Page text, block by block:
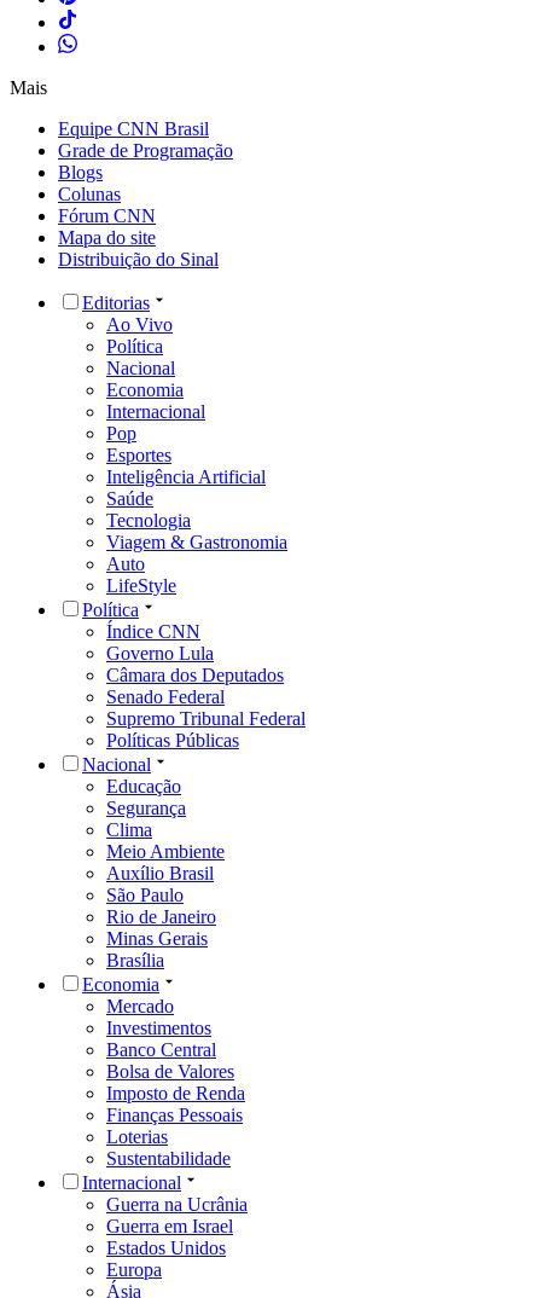
Mais
Equipe CNN Brasil
Grade de Programação
Blogs
Colunas
Fórum CNN
Mapa do site
Distribuição do Sinal
Editorias
Ao Vivo
Política
Nacional
Economia
Internacional
Pop
Esportes
Inteligência Artificial
Saúde
Tecnologia
Viagem & Gastronomia
Auto
LifeStyle
Política
Índice CNN
Governo Lula
Câmara dos Deputados
Senado Federal
Supremo Tribunal Federal
Políticas Públicas
Nacional
Educação
Segurança
Clima
Meio Ambiente
Auxílio Brasil
São Paulo
Rio de Janeiro
Minas Gerais
Brasília
Economia
Mercado
Investimentos
Banco Central
Bolsa de Valores
Imposto de Renda
Finanças Pessoais
Loterias
Sustentabilidade
Internacional
Guerra na Ucrânia
Guerra em Israel
Estados Unidos
Europa
Ásia